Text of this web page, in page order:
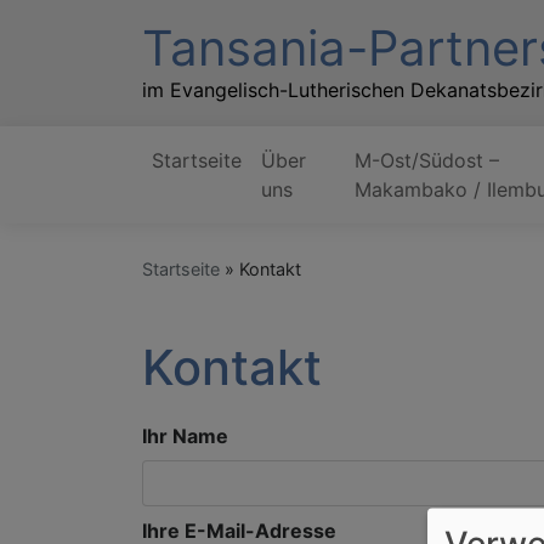
Tansania-
im Evangelisch-Lutherischen
Hauptnavigation
Startseite
Über
uns
M-Ost/Südost –
Makambako /
Startseite Kontakt
Kontakt
Ihr Name
Ihre E-Mail-Adresse